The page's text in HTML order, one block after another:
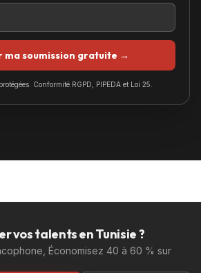
ma soumission gratuite →
Conformité RGPD, PIPEDA et Loi 25.
vos talents en Tunisie ?
Économisez 40 à 60 % sur